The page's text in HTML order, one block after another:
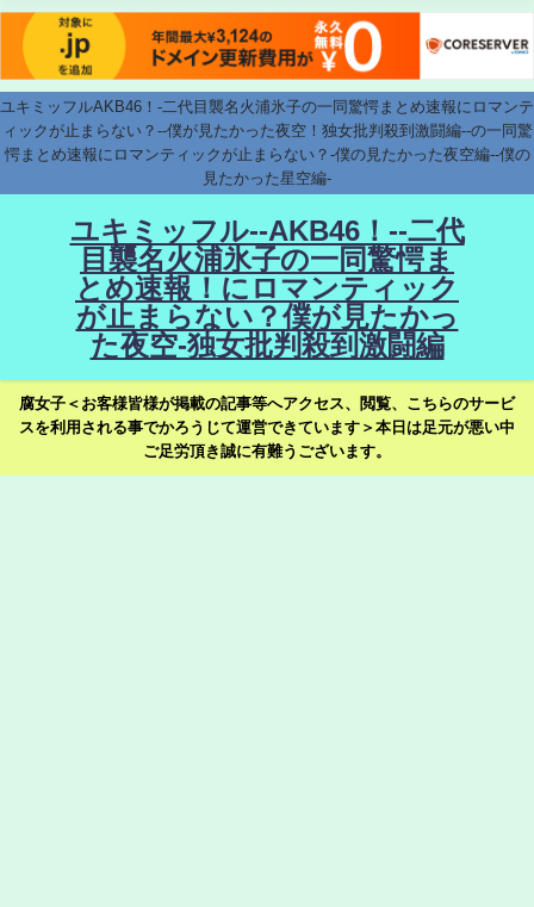
ユキミッフルAKB46！-二代目襲名火浦氷子の一同驚愕まとめ速報にロマンテ
ィックが止まらない？--僕が見たかった夜空！独女批判殺到激闘編--の一同驚
愕まとめ速報にロマンティックが止まらない？-僕の見たかった夜空編--僕の
見たかった星空編-
ユキミッフル--AKB46！--二代
目襲名火浦氷子の一同驚愕ま
とめ速報！にロマンティック
が止まらない？僕が見たかっ
た夜空-独女批判殺到激闘編
腐女子＜お客様皆様が掲載の記事等へアクセス、閲覧、こちらのサービ
スを利用される事でかろうじて運営できています＞本日は足元が悪い中
ご足労頂き誠に有難うございます。